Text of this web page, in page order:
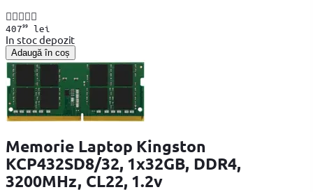
40799lei
In stoc depozit
Adaugă în coș
Memorie Laptop Kingston
KCP432SD8/32, 1x32GB, DDR4,
3200MHz, CL22, 1.2v